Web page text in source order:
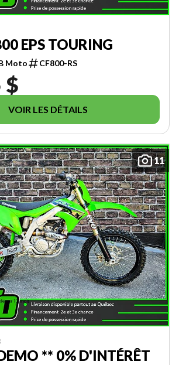
EPS TOURING
Moto CF800-RS
$
VOIR LES DÉTAILS
11
** 0% D'INTÉRÊT